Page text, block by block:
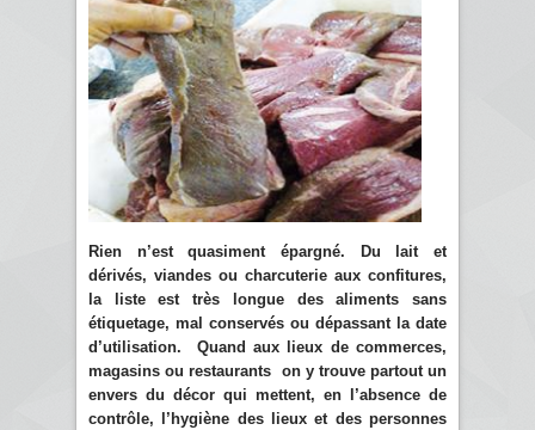
Rien n’est quasiment épargné. Du lait et
dérivés, viandes ou charcuterie aux confitures,
la liste est très longue des aliments sans
étiquetage, mal conservés ou dépassant la date
d’utilisation. Quand aux lieux de commerces,
magasins ou restaurants on y trouve partout un
envers du décor qui mettent, en l’absence de
contrôle, l’hygiène des lieux et des personnes